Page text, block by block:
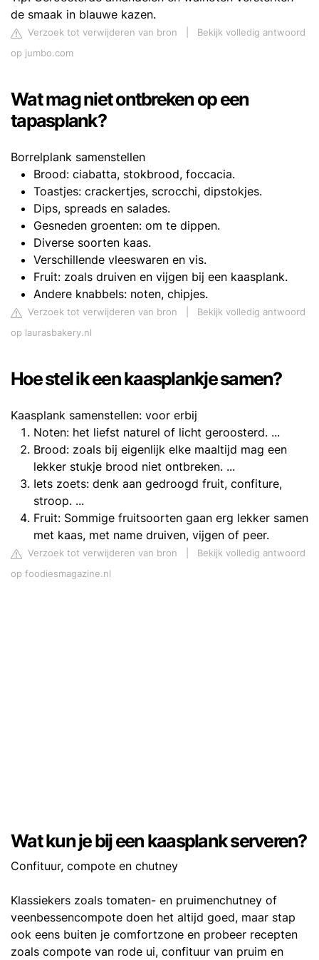
de smaak in blauwe kazen.
Verzoek tot verwijderen van bron
Bekijk volledig antwoord
op jumbo.com
Wat mag niet ontbreken op een
tapasplank?
Borrelplank samenstellen
Brood: ciabatta, stokbrood, foccacia.
Toastjes: crackertjes, scrocchi, dipstokjes.
Dips, spreads en salades.
Gesneden groenten: om te dippen.
Diverse soorten kaas.
Verschillende vleeswaren en vis.
Fruit: zoals druiven en vijgen bij een kaasplank.
Andere knabbels: noten, chipjes.
Verzoek tot verwijderen van bron
Bekijk volledig antwoord
op laurasbakery.nl
Hoe stel ik een kaasplankje samen?
Kaasplank samenstellen: voor erbij
Noten: het liefst naturel of licht geroosterd. ...
Brood: zoals bij eigenlijk elke maaltijd mag een
lekker stukje brood niet ontbreken. ...
Iets zoets: denk aan gedroogd fruit, confiture,
stroop. ...
Fruit: Sommige fruitsoorten gaan erg lekker samen
met kaas, met name druiven, vijgen of peer.
Verzoek tot verwijderen van bron
Bekijk volledig antwoord
op foodiesmagazine.nl
Wat kun je bij een kaasplank serveren?
Confituur, compote en chutney
Klassiekers zoals tomaten- en pruimenchutney of
veenbessencompote doen het altijd goed, maar stap
ook eens buiten je comfortzone en probeer recepten
zoals compote van rode ui, confituur van pruim en